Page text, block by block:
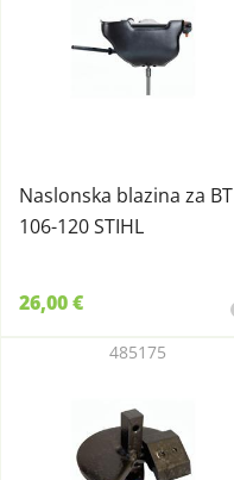
Naslonska blazina za BT
106-120 STIHL
26,00 €
485175